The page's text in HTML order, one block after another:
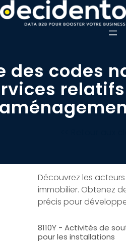
des codes
Découvrez les
immobilier. Obtenez
précis pour
8110Y - Activités de
pour les installations